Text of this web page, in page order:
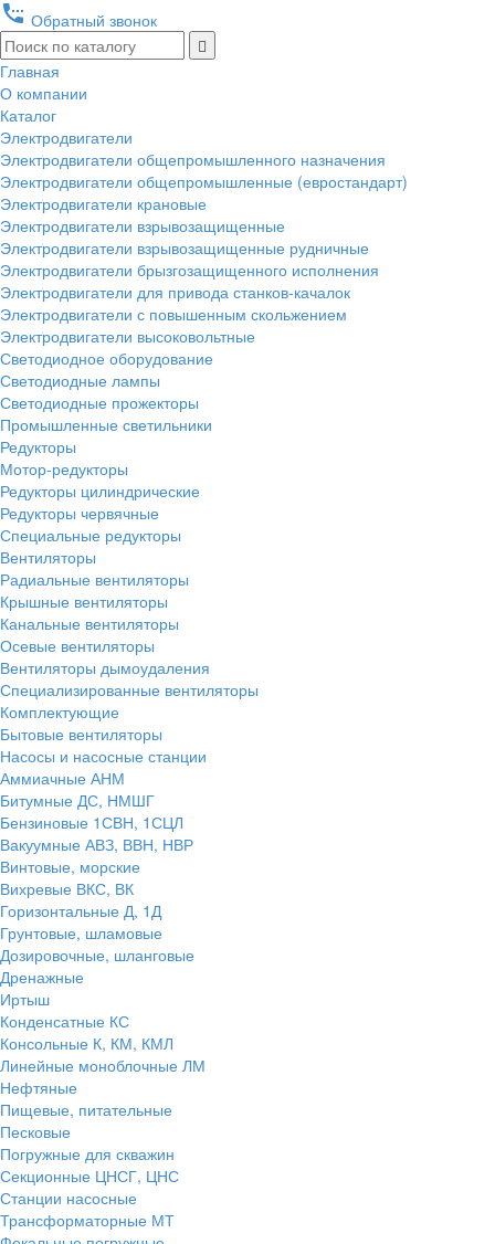
settings_phone Обратный звонок
Главная
О компании
Каталог
Электродвигатели
Электродвигатели общепромышленного назначения
Электродвигатели общепромышленные (евростандарт)
Электродвигатели крановые
Электродвигатели взрывозащищенные
Электродвигатели взрывозащищенные рудничные
Электродвигатели брызгозащищенного исполнения
Электродвигатели для привода станков-качалок
Электродвигатели с повышенным скольжением
Электродвигатели высоковольтные
Светодиодное оборудование
Светодиодные лампы
Светодиодные прожекторы
Промышленные светильники
Редукторы
Мотор-редукторы
Редукторы цилиндрические
Редукторы червячные
Специальные редукторы
Вентиляторы
Радиальные вентиляторы
Крышные вентиляторы
Канальные вентиляторы
Осевые вентиляторы
Вентиляторы дымоудаления
Специализированные вентиляторы
Комплектующие
Бытовые вентиляторы
Насосы и насосные станции
Аммиачные АНМ
Битумные ДС, НМШГ
Бензиновые 1СВН, 1СЦЛ
Вакуумные АВЗ, ВВН, НВР
Винтовые, морские
Вихревые ВКС, ВК
Горизонтальные Д, 1Д
Грунтовые, шламовые
Дозировочные, шланговые
Дренажные
Иртыш
Конденсатные КС
Консольные К, КМ, КМЛ
Линейные моноблочные ЛМ
Нефтяные
Пищевые, питательные
Песковые
Погружные для скважин
Секционные ЦНСГ, ЦНС
Станции насосные
Трансформаторные МТ